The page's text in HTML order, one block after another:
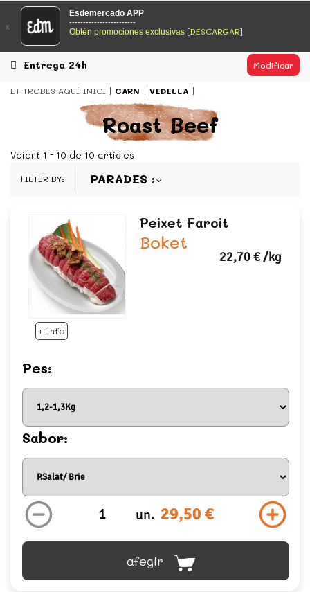
EsDeMercado.com
EsDeMercado.com te lleva a casa los mejores productos de
los mejores mercados de Barcelona y de productores
locales.
EsDeMercado.com
EsDeMercado.com te lleva a casa los mejores productos de
los mejores mercados de Barcelona y de productores
x
Esdemercado APP
------------------------
Obtén promociones exclusivas [DESCARGAR]
Entrega 24h Modificar
ET TROBES AQUÍ INICI CARN VEDELLA
Roast Beef
Veient 1 - 10 de 10 articles
FILTER BY: PARADES
+ Info
Peixet Farcit
Boket
22,70 €/kg
Pes:
Sabor:
un. 29,50 €
afegir